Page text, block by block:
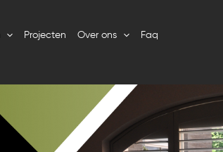
Projecten Over ons Faq